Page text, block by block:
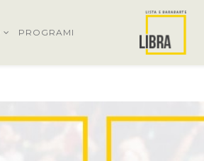
PROGRAMI